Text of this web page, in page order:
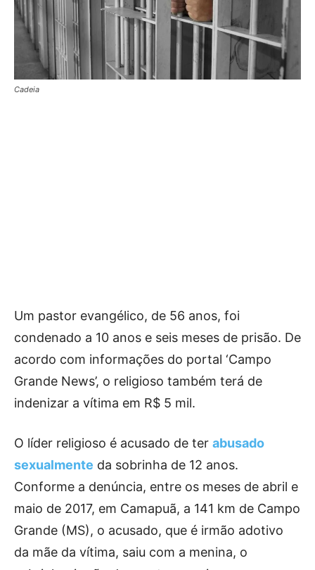
Cadeia
Um pastor evangélico, de 56 anos, foi
condenado a 10 anos e seis meses de prisão. De
acordo com informações do portal ‘Campo
Grande News’, o religioso também terá de
indenizar a vítima em R$ 5 mil.
O líder religioso é acusado de ter abusado
sexualmente da sobrinha de 12 anos.
Conforme a denúncia, entre os meses de abril e
maio de 2017, em Camapuã, a 141 km de Campo
Grande (MS), o acusado, que é irmão adotivo
da mãe da vítima, saiu com a menina, o